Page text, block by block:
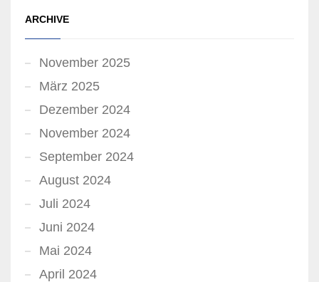
ARCHIVE
November 2025
März 2025
Dezember 2024
November 2024
September 2024
August 2024
Juli 2024
Juni 2024
Mai 2024
April 2024